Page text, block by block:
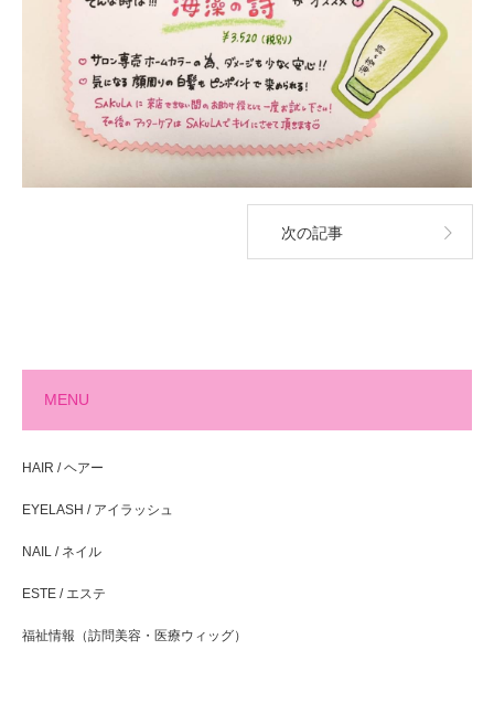
次の記事
MENU
HAIR / ヘアー
EYELASH / アイラッシュ
NAIL / ネイル
ESTE / エステ
福祉情報（訪問美容・医療ウィッグ）